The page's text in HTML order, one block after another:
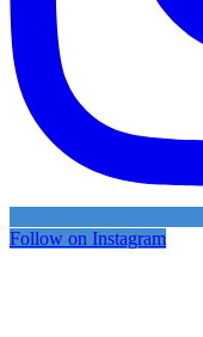
Follow on Instagram